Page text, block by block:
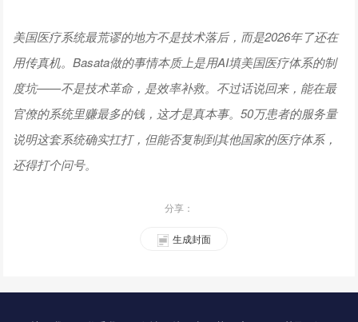
美国医疗系统最荒谬的地方不是技术落后，而是2026年了还在
用传真机。Basata做的事情本质上是用AI填美国医疗体系的制
度坑——不是技术革命，是效率补救。不过话说回来，能在最
官僚的系统里赚最多的钱，这才是真本事。50万患者的服务量
说明这套系统确实扛打，但能否复制到其他国家的医疗体系，
还得打个问号。
分享：
生成封面